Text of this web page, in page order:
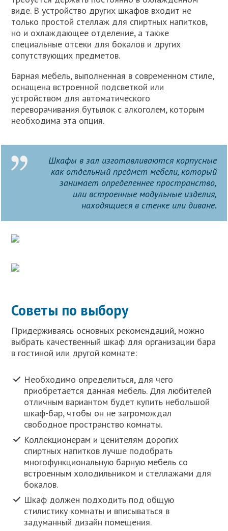
виде. В устройство других шкафов входит не
только простой стеллаж для спиртных напитков,
но и охлаждающее отделение, а также
специальные отсеки для бокалов и других
сопутствующих предметов.
Барная мебель, выполненная в современном стиле,
оснащена встроенной подсветкой или
устройством для автоматического
переворачивания бутылок с алкоголем, которым
необходима эта опция.
Шкафы в зал изготавливаются корпусные
как отдельный предмет мебели, который
занимает определеннее пространство,
или встроенные модульные изделия,
находящиеся в стенке или диване.
Советы по выбору
Придерживаясь основных рекомендаций, можно
выбрать качественный шкаф для организации бара
в гостиной или другой комнате:
Необходимо определиться, для чего
приобретается данная мебель. Для любителей
отличным вариантом будет купить небольшой
шкаф-бар, чтобы он не загромождал
свободное пространство комнаты.
Коллекционерам и ценителям дорогих
спиртных напитков лучше подобрать
многофункциональную барную мебель со
встроенным холодильником и стеллажами для
бокалов.
Шкаф должен подходить под общую
стилистику комнаты и вписываться в
задуманный дизайн помещения.